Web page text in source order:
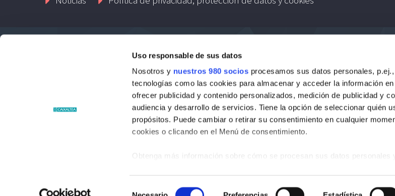
Uso responsable de sus datos
Nosotros y nuestros 980 socios procesamos sus datos personales,
tecnologías como las cookies para almacenar y acceder la información
ofrecer publicidad y contenido personalizados, medición de publicidad y
audiencia y desarrollo de servicios. Tiene la opción de seleccionar quién
propósitos. Puede cambiar o retirar su consentimiento en cualquier
cookies o clicando en el Menú de consentimiento.
Obtenga más información sobre cómo se procesan sus datos personales
Passatge Llaurador, 1-1º 03590 Altea
Phone: +34 96 584 15 00
https://www.fundaciocaixaltea.com
© Fundació Caixaltea. Todos los derechos reservados